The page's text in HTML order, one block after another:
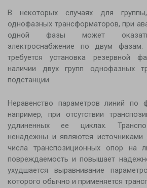
В некоторых случаях для
однофазных трансформаторов, при
одной фазы может
электроснабжение по двум
требуется установка резервной
наличии двух групп однофазных
подстанции.
Неравенство параметров линий по
например, при отсутствии
удлиненных ее циклах.
ненадежны и являются источниками
числа транспозиционных опор на
повреждаемость и повышает
ухудшается выравнивание
которого обычно и применяется